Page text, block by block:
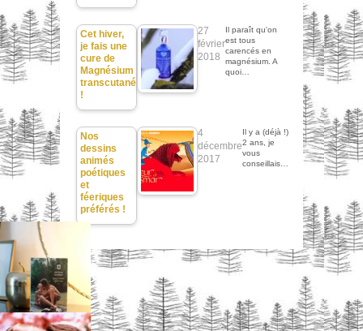
Cet hiver,
je fais une
cure de
Magnésium
transcutané
!
27
février
2018
Il paraît qu'on
est tous
carencés en
magnésium. A
quoi…
Nos
dessins
animés
poétiques
et
féeriques
préférés !
4
décembre
2017
Il y a (déjà !)
2 ans, je
vous
conseillais…